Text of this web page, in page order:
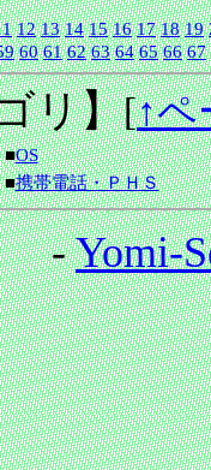
12 13 14 15 16 17 18 19
60 61 62 63 64 65 66 67
リ】[↑ペ
■OS
■携帯電話・ＰＨＳ
-Yomi-